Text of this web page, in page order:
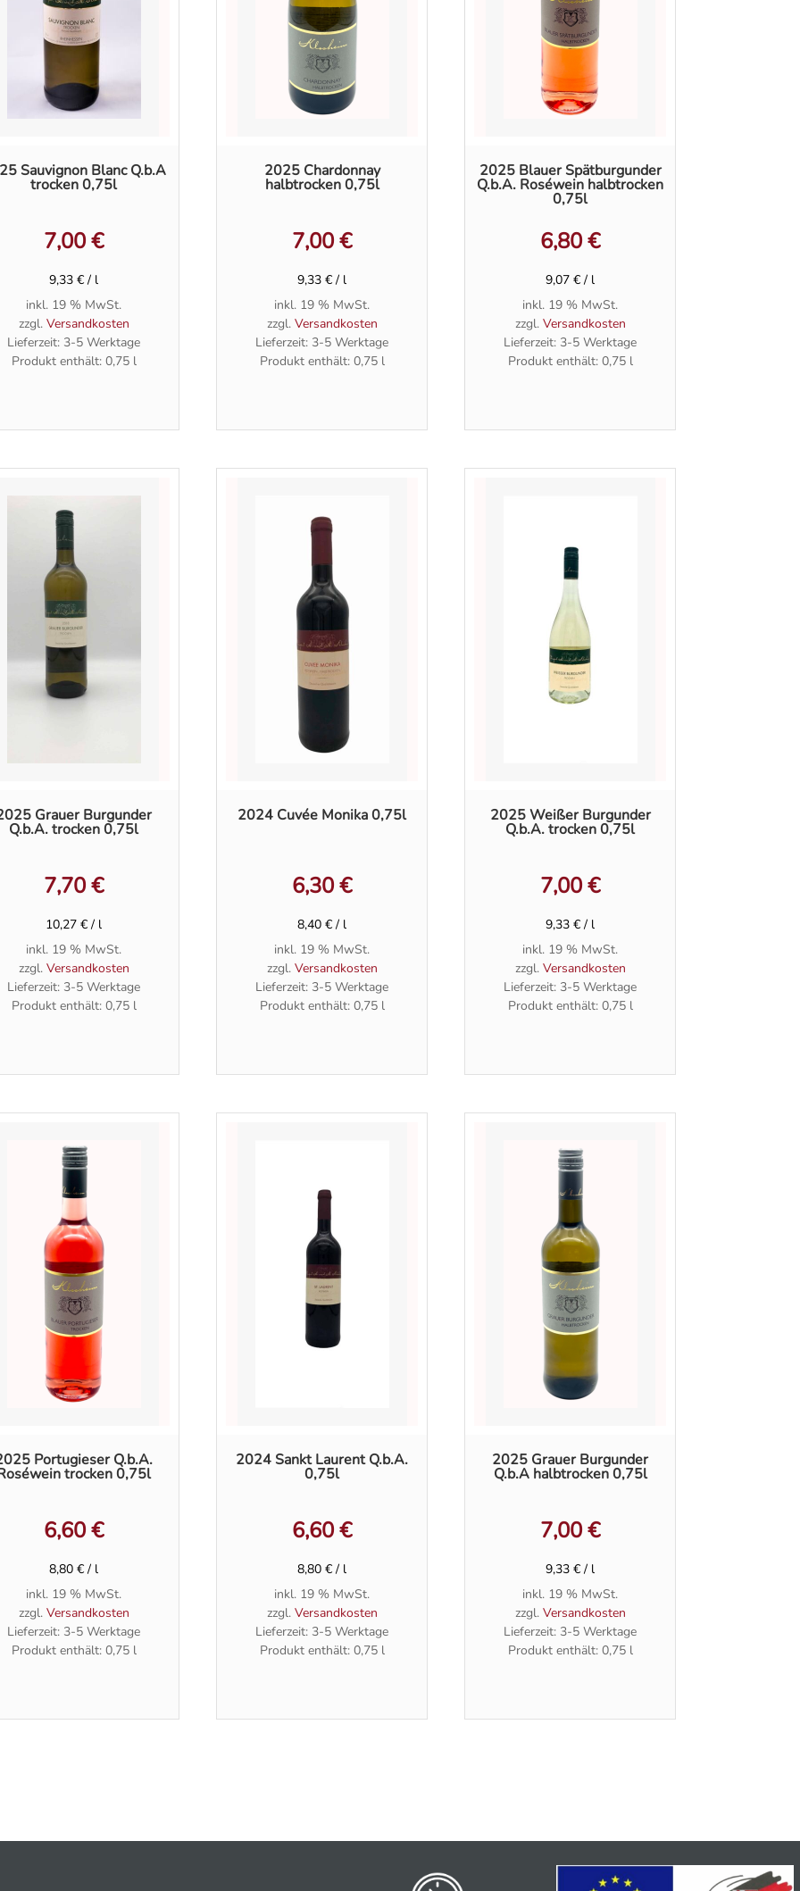
Sauvignon Blanc Q.b.A
trocken 0,75l
7,00€
9,33€ / l
inkl. 19 % MwSt.
zzgl. Versandkosten
Lieferzeit: 3-5 Werktage
Produkt enthält: 0,75 l
2025 Chardonnay
halbtrocken 0,75l
7,00€
9,33€ / l
inkl. 19 % MwSt.
zzgl. Versandkosten
Lieferzeit: 3-5 Werktage
Produkt enthält: 0,75 l
2025 Blauer Spätburgunder
Q.b.A. Roséwein halbtrocken
0,75l
6,80€
9,07€ / l
inkl. 19 % MwSt.
zzgl. Versandkosten
Lieferzeit: 3-5 Werktage
Produkt enthält: 0,75 l
Grauer Burgunder
Q.b.A. trocken 0,75l
7,70€
10,27€ / l
inkl. 19 % MwSt.
zzgl. Versandkosten
Lieferzeit: 3-5 Werktage
Produkt enthält: 0,75 l
2024 Cuvée Monika 0,75l
6,30€
8,40€ / l
inkl. 19 % MwSt.
zzgl. Versandkosten
Lieferzeit: 3-5 Werktage
Produkt enthält: 0,75 l
2025 Weißer Burgunder
Q.b.A. trocken 0,75l
7,00€
9,33€ / l
inkl. 19 % MwSt.
zzgl. Versandkosten
Lieferzeit: 3-5 Werktage
Produkt enthält: 0,75 l
Portugieser Q.b.A.
trocken 0,75l
6,60€
8,80€ / l
inkl. 19 % MwSt.
zzgl. Versandkosten
Lieferzeit: 3-5 Werktage
Produkt enthält: 0,75 l
2024 Sankt Laurent Q.b.A.
0,75l
6,60€
8,80€ / l
inkl. 19 % MwSt.
zzgl. Versandkosten
Lieferzeit: 3-5 Werktage
Produkt enthält: 0,75 l
2025 Grauer Burgunder
Q.b.A halbtrocken 0,75l
7,00€
9,33€ / l
inkl. 19 % MwSt.
zzgl. Versandkosten
Lieferzeit: 3-5 Werktage
Produkt enthält: 0,75 l